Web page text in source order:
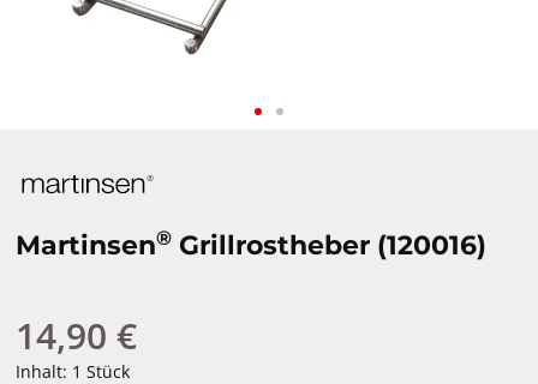
Martinsen® Grillrostheber (120016)
Regulärer Preis:
14,90 €
Inhalt: 1 Stück